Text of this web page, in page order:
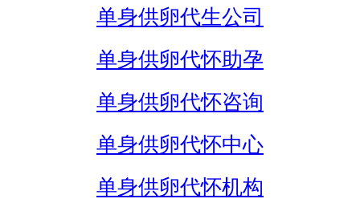
单身供卵代生公司
单身供卵代怀助孕
单身供卵代怀咨询
单身供卵代怀中心
单身供卵代怀机构